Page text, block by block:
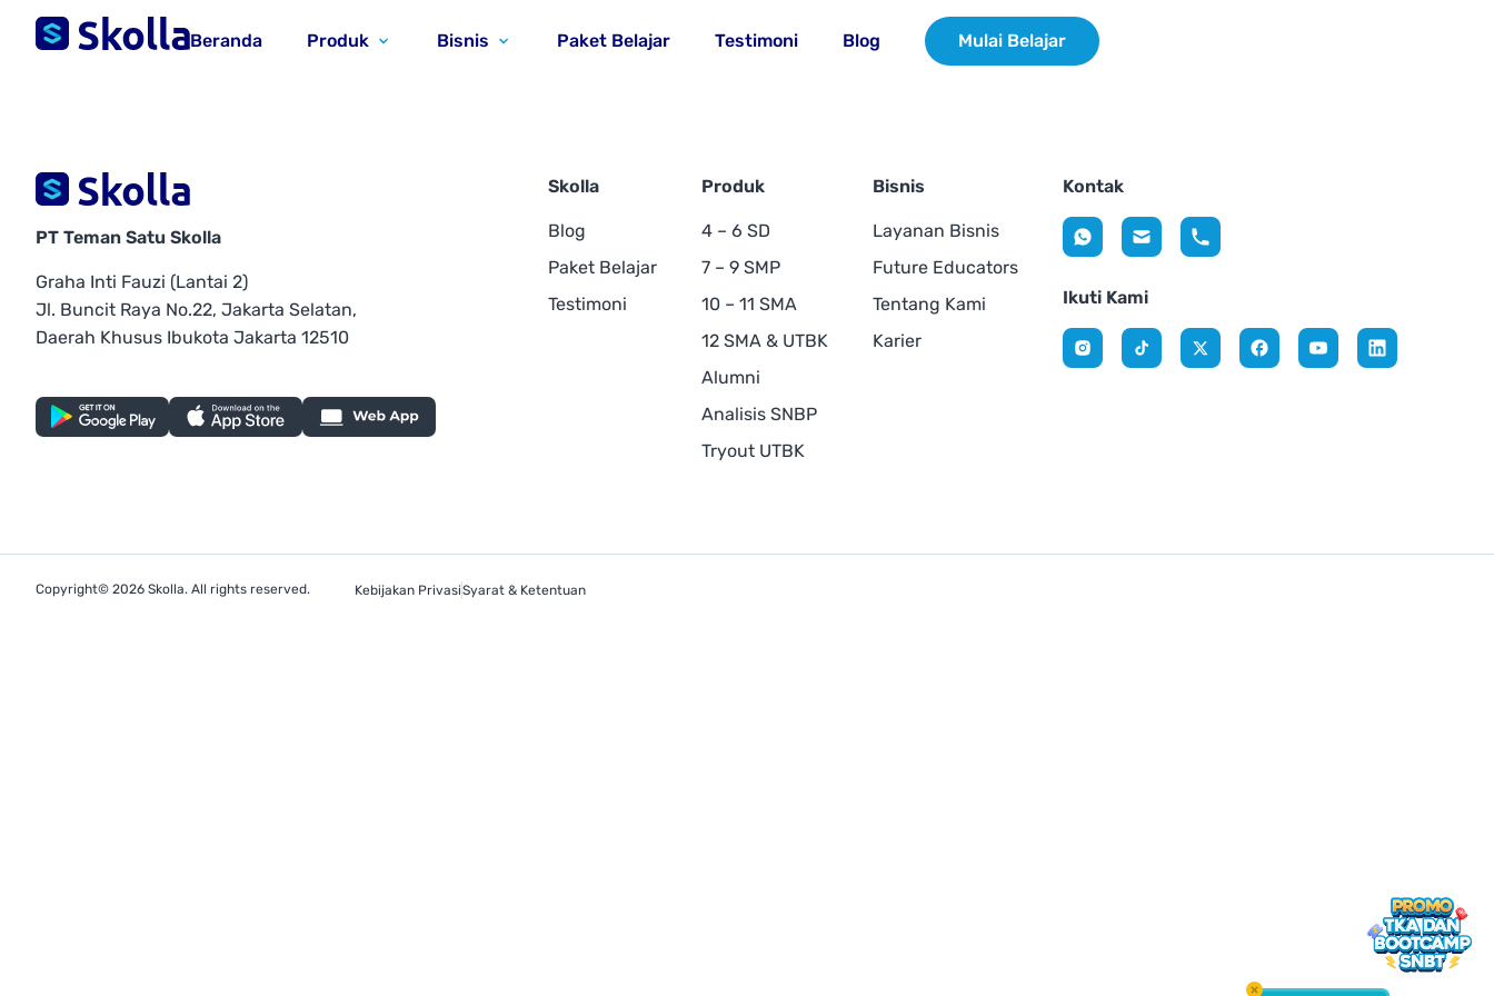
Beranda Produk Bisnis Paket Belajar Testimoni Blog Mulai Belajar
PT Teman Satu Skolla
Graha Inti Fauzi (Lantai 2)
Jl. Buncit Raya No.22, Jakarta Selatan,
Daerah Khusus Ibukota Jakarta 12510
Skolla
Blog
Paket Belajar
Testimoni
Produk
4 – 6 SD
7 – 9 SMP
10 – 11 SMA
12 SMA & UTBK
Alumni
Analisis SNBP
Tryout UTBK
Bisnis
Layanan Bisnis
Future Educators
Tentang Kami
Karier
Kontak
Ikuti Kami
Copyright© 2026 Skolla. All rights reserved. Kebijakan PrivasiSyarat & Ketentuan